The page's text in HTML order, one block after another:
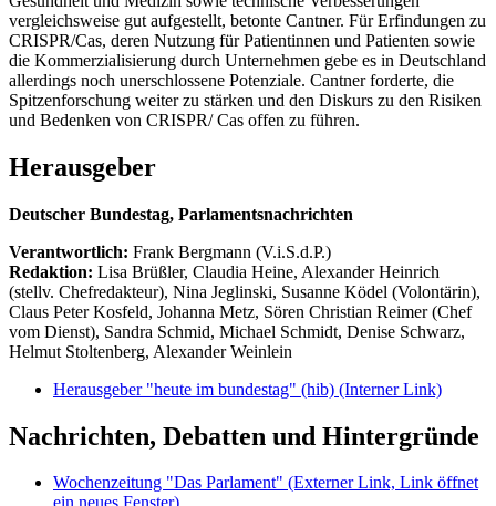
vergleichsweise gut aufgestellt, betonte Cantner. Für Erfindungen zu
CRISPR/Cas, deren Nutzung für Patientinnen und Patienten sowie
die Kommerzialisierung durch Unternehmen gebe es in Deutschland
allerdings noch unerschlossene Potenziale. Cantner forderte, die
Spitzenforschung weiter zu stärken und den Diskurs zu den Risiken
und Bedenken von CRISPR/ Cas offen zu führen.
Herausgeber
Deutscher Bundestag, Parlamentsnachrichten
Verantwortlich: Frank Bergmann (V.i.S.d.P.)
Redaktion: Lisa Brüßler, Claudia Heine, Alexander Heinrich
(stellv. Chefredakteur), Nina Jeglinski, Susanne Ködel (Volontärin),
Claus Peter Kosfeld, Johanna Metz, Sören Christian Reimer (Chef
vom Dienst), Sandra Schmid, Michael Schmidt, Denise Schwarz,
Helmut Stoltenberg, Alexander Weinlein
Herausgeber "heute im bundestag" (hib) (Interner Link)
Nachrichten, Debatten und Hintergründe
Wochenzeitung "Das Parlament" (Externer Link, Link öffnet